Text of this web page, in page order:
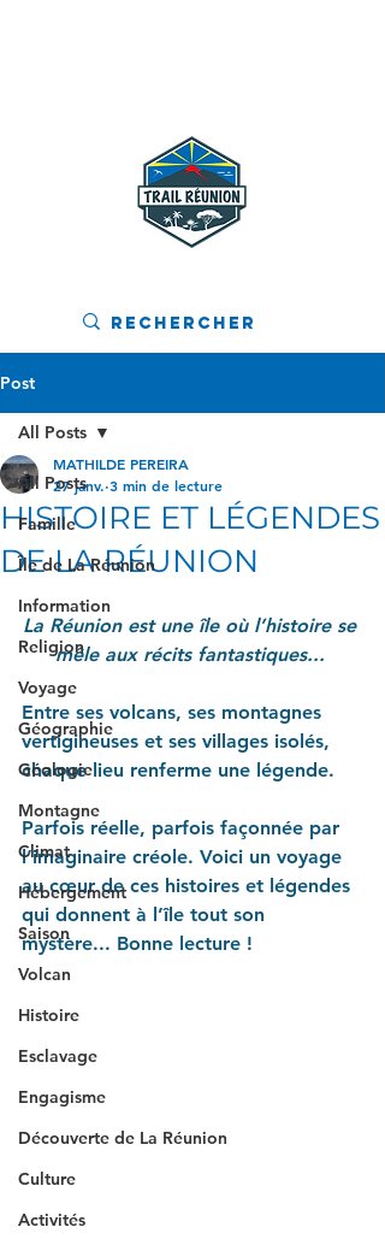
Post
All Posts
Famille
Île de La Réunion
Information
Religion
Voyage
Géographie
Géologie
Montagne
Climat
Hébergement
Saison
Volcan
Histoire
Esclavage
Engagisme
Découverte de La Réunion
Culture
Activités
All Posts
HISTOIRE ET LÉGENDES
DE LA RÉUNION
MATHILDE PEREIRA
27 janv. 3 min de lecture
La Réunion est une île où l’histoire se
mêle aux récits fantastiques...
Entre ses volcans, ses montagnes
vertigineuses et ses villages isolés,
chaque lieu renferme une légende.
Parfois réelle, parfois façonnée par
l’imaginaire créole. Voici un voyage
au cœur de ces histoires et légendes
qui donnent à l’île tout son
mystère... Bonne lecture !